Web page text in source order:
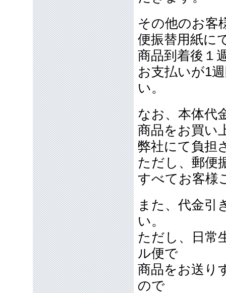
その他のお客
便振替用紙に
商品到着後１
お支払いが1
い。
なお、本体代
商品をお買い
弊社にて負担
ただし、郵便
すべてお客様
また、代金引
い。
ただし、日常
ル便で
商品をお送り
ので